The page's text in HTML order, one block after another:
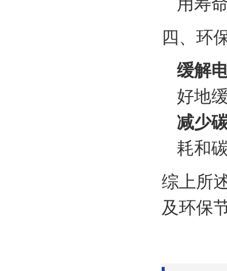
用寿
四、环
缓解
好地
减少
耗和
综上所
及环保